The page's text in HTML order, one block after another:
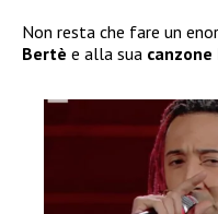
Non resta che fare un
Bertè e alla sua canzone